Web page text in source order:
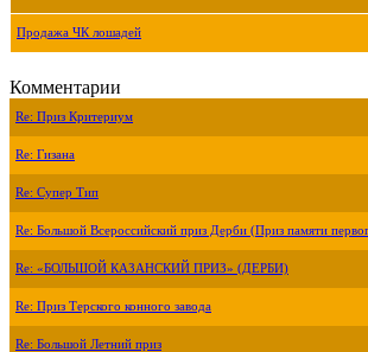
Продажа ЧК лошадей
Комментарии
Re: Приз Критериум
Re: Гизана
Re: Супер Тип
Re: Большой Всероссийский приз Дерби (Приз памяти
Re: «БОЛЬШОЙ КАЗАНСКИЙ ПРИЗ» (ДЕРБИ)
Re: Приз Терского конного завода
Re: Большой Летний приз